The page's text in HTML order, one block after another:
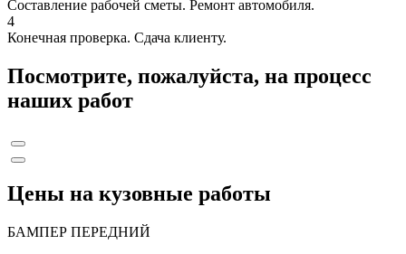
Составление рабочей сметы. Ремонт автомобиля.
4
Конечная проверка. Сдача клиенту.
Посмотрите, пожалуйста, на процесс
наших работ
Цены на кузовные работы
БАМПЕР ПЕРЕДНИЙ